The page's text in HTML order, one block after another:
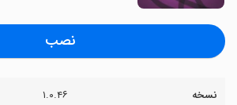
نصب
نسخه ۱.۰.۴۶